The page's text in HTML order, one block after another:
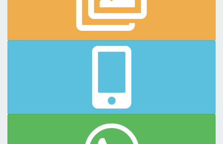
Ademas y para comodidad de nuestros clientes contamos con
servicio de WiFi, aire acondicionado frio / calor, y ponemos a
disposicion sillas de playa.